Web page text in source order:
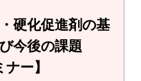
硬化促進剤の基
今後の課題
ー】